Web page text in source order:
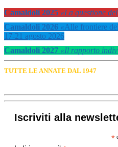
Camaldoli 2025 «La questione
Camaldoli 2026 «Alle frontiere
17-21 agosto 2026
Camaldoli 2027 «Il rapporto
TUTTE LE ANNATE DAL 1947
Iscriviti alla
*